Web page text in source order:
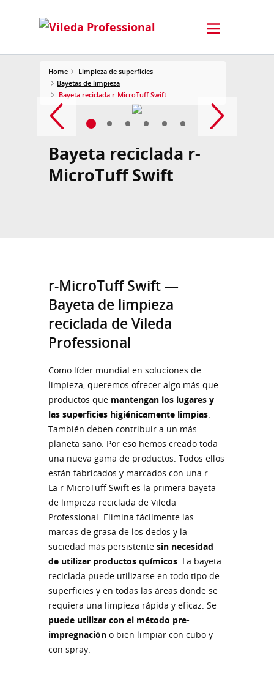
Home
Limpieza de superficies
Bayetas de limpieza
Bayeta reciclada r-MicroTuff Swift
Bayeta reciclada r-
MicroTuff Swift
r-MicroTuff Swift —
Bayeta de limpieza
reciclada de Vileda
Professional
Como líder mundial en soluciones de
limpieza, queremos ofrecer algo más que
productos que mantengan los lugares y
las superficies higiénicamente limpias.
También deben contribuir a un más
planeta sano. Por eso hemos creado toda
una nueva gama de productos. Todos ellos
están fabricados y marcados con una r.
La r-MicroTuff Swift es la primera bayeta
de limpieza reciclada de Vileda
Professional. Elimina fácilmente las
marcas de grasa de los dedos y la
suciedad más persistente sin necesidad
de utilizar productos químicos. La bayeta
reciclada puede utilizarse en todo tipo de
superficies y en todas las áreas donde se
requiera una limpieza rápida y eficaz. Se
puede utilizar con el método pre-
impregnación o bien limpiar con cubo y
con spray.